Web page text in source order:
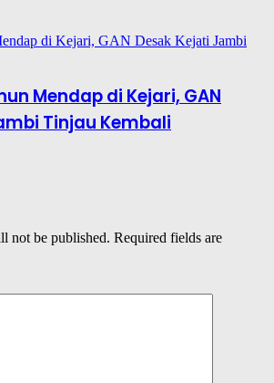
Mendap di Kejari, GAN
Tinjau Kembali
not be published. Required fields are